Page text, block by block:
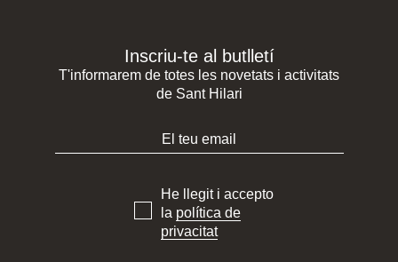
Inscriu-te al butlletí
T'informarem de totes les novetats i activitats
de Sant Hilari
He llegit i accepto
la política de
privacitat